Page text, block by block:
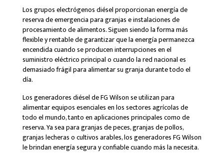
Los grupos electrógenos diésel proporcionan energía de
reserva de emergencia para granjas e instalaciones de
procesamiento de alimentos. Siguen siendo la forma más
flexible y rentable de garantizar que la energía permanezca
encendida cuando se producen interrupciones en el
suministro eléctrico principal o cuando la red nacional es
demasiado frágil para alimentar su granja durante todo el
día.
Los generadores diésel de FG Wilson se utilizan para
alimentar equipos esenciales en los sectores agrícolas de
todo el mundo, tanto en aplicaciones principales como de
reserva. Ya sea para granjas de peces, granjas de pollos,
granjas lecheras o cultivos arables, los generadores FG Wilson
le brindan energía segura y confiable cuando más la necesita.